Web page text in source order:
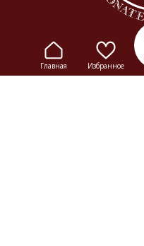
Главная Избранное